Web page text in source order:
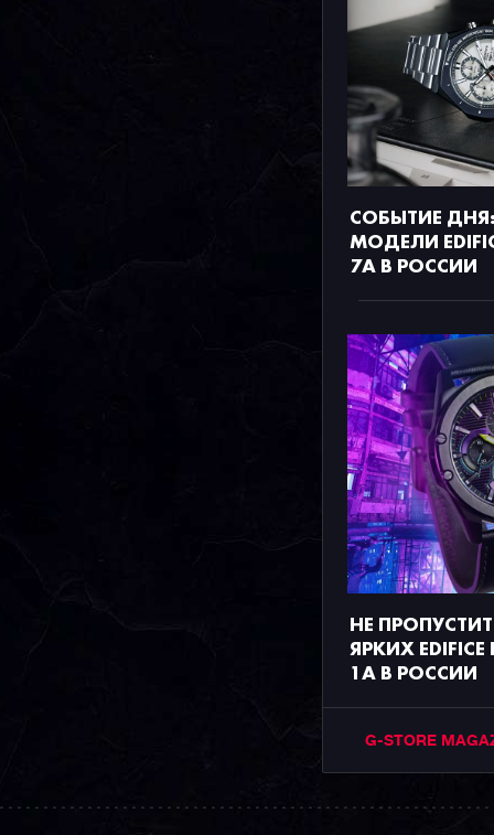
СОБЫТИЕ
МОДЕЛИ
7A В РОССИИ
НЕ
ЯРКИХ EDIFICE
1A В РОССИИ
G-STORE